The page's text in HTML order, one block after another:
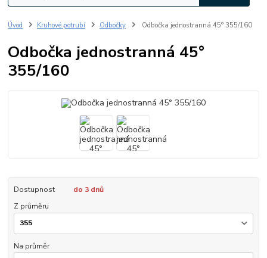
Úvod Kruhové potrubí Odbočky Odbočka jednostranná 45° 355/160
Odbočka jednostranná 45°
355/160
Dostupnost
do 3 dnů
Z průměru
Na průměr